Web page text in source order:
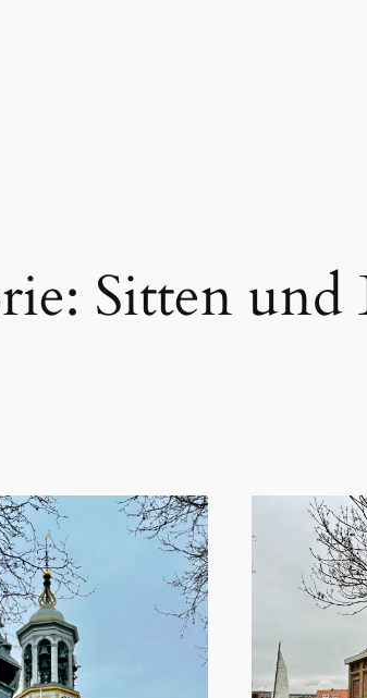
Sitten und